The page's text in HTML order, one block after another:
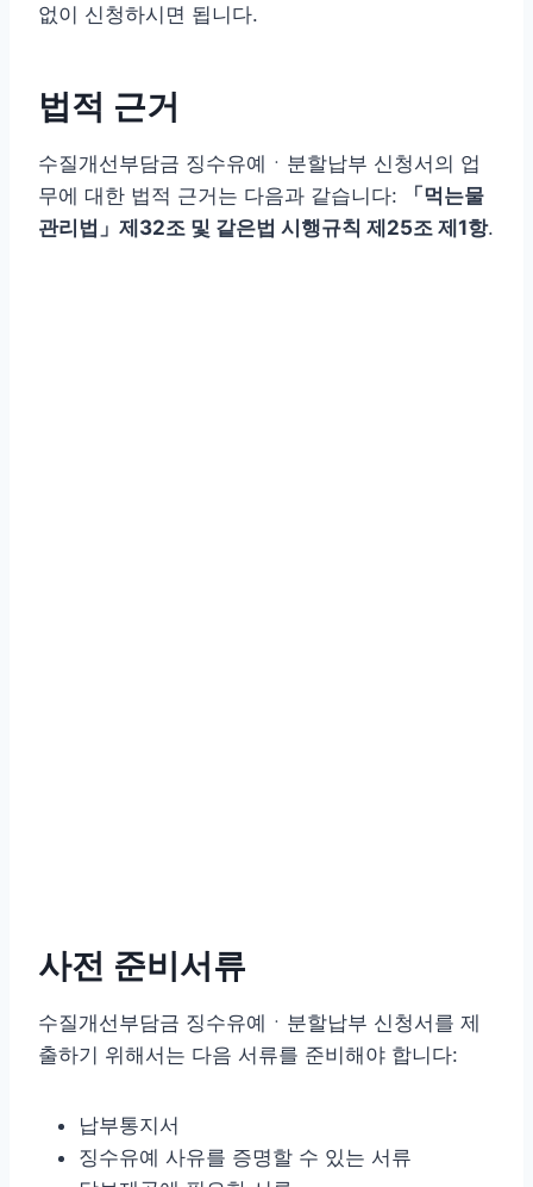
없이 신청하시면 됩니다.
법적 근거
수질개선부담금 징수유예ㆍ분할납부 신청서의 업
무에 대한 법적 근거는 다음과 같습니다:
「먹는물
관리법」제32조 및 같은법 시행규칙 제25조 제1항.
사전 준비서류
수질개선부담금 징수유예ㆍ분할납부 신청서를 제
출하기 위해서는 다음 서류를 준비해야 합니다:
납부통지서
징수유예 사유를 증명할 수 있는 서류